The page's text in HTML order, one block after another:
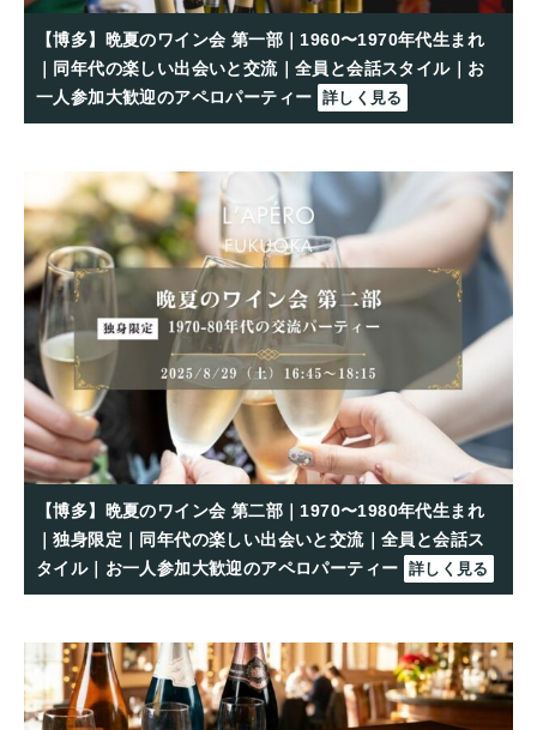
【博多】晩夏のワイン会 第一部｜1960〜1970年代生まれ
｜同年代の楽しい出会いと交流｜全員と会話スタイル｜お
一人参加大歓迎のアペロパーティー 詳しく見る
【博多】晩夏のワイン会 第二部｜1970〜1980年代生まれ
｜独身限定｜同年代の楽しい出会いと交流｜全員と会話ス
タイル｜お一人参加大歓迎のアペロパーティー 詳しく見る